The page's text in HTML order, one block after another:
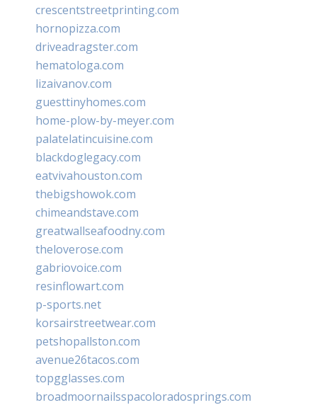
crescentstreetprinting.com
hornopizza.com
driveadragster.com
hematologa.com
lizaivanov.com
guesttinyhomes.com
home-plow-by-meyer.com
palatelatincuisine.com
blackdoglegacy.com
eatvivahouston.com
thebigshowok.com
chimeandstave.com
greatwallseafoodny.com
theloverose.com
gabriovoice.com
resinflowart.com
p-sports.net
korsairstreetwear.com
petshopallston.com
avenue26tacos.com
topgglasses.com
broadmoornailsspacoloradosprings.com